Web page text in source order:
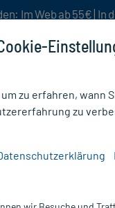
Im Web ab 55€ | In
zu erfahren, wann
zu